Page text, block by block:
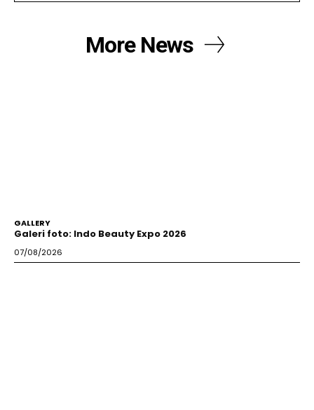
More News
GALLERY
Galeri foto: Indo Beauty Expo 2026
07/08/2026